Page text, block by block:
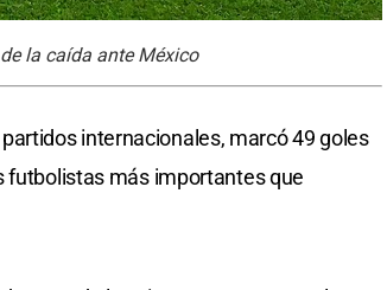
la caída ante México
internacionales, marcó 49 goles
futbolistas más importantes que